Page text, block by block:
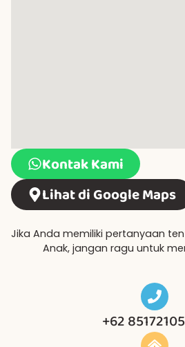
Kontak Kami
Lihat di Google Maps
Jika Anda memiliki pertanyaan
Anak, jangan ragu untuk
+62